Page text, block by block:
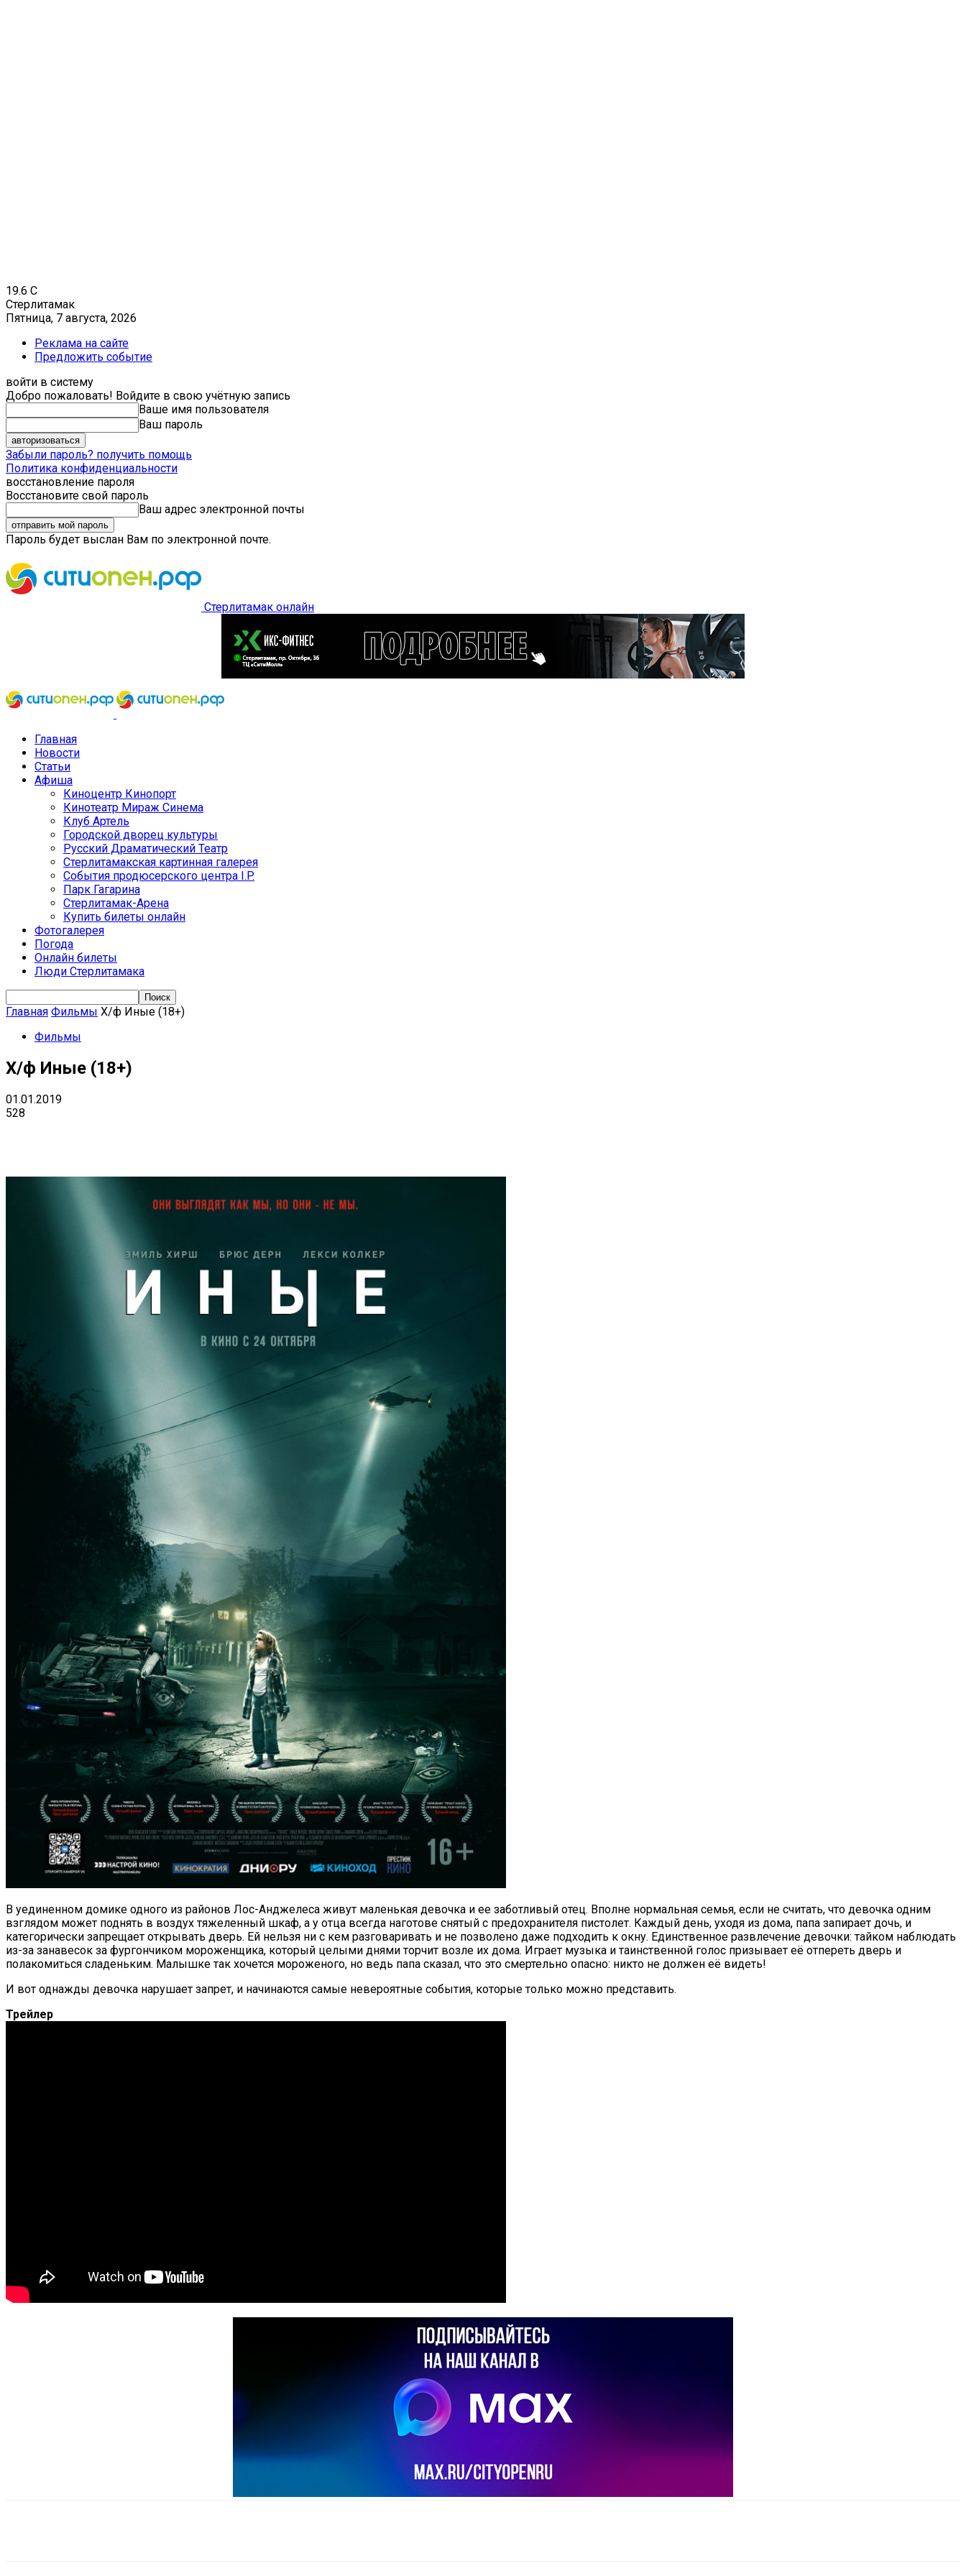
19.6 C
Стерлитамак
Пятница, 7 августа, 2026
Реклама на сайте
Предложить событие
войти в систему
Добро пожаловать! Войдите в свою учётную запись
Ваше имя пользователя
Ваш пароль
Забыли пароль? получить помощь
Политика конфиденциальности
восстановление пароля
Восстановите свой пароль
Ваш адрес электронной почты
Пароль будет выслан Вам по электронной почте.
Стерлитамак онлайн
Главная
Новости
Статьи
Афиша
Киноцентр Кинопорт
Кинотеатр Мираж Синема
Клуб Артель
Городской дворец культуры
Русский Драматический Театр
Стерлитамакская картинная галерея
События продюсерского центра I.P.
Парк Гагарина
Стерлитамак-Арена
Купить билеты онлайн
Фотогалерея
Погода
Онлайн билеты
Люди Стерлитамака
Главная Фильмы Х/ф Иные (18+)
Фильмы
Х/ф Иные (18+)
01.01.2019
528
В уединенном домике одного из районов Лос-Анджелеса живут маленькая девочка и ее заботливый отец. Вполне нормальная семья, если не считать, что девочка одним
взглядом может поднять в воздух тяжеленный шкаф, а у отца всегда наготове снятый с предохранителя пистолет. Каждый день, уходя из дома, папа запирает дочь, и
категорически запрещает открывать дверь. Ей нельзя ни с кем разговаривать и не позволено даже подходить к окну. Единственное развлечение девочки: тайком наблюдать
из-за занавесок за фургончиком мороженщика, который целыми днями торчит возле их дома. Играет музыка и таинственной голос призывает её отпереть дверь и
полакомиться сладеньким. Малышке так хочется мороженого, но ведь папа сказал, что это смертельно опасно: никто не должен её видеть!
И вот однажды девочка нарушает запрет, и начинаются самые невероятные события, которые только можно представить.
Трейлер